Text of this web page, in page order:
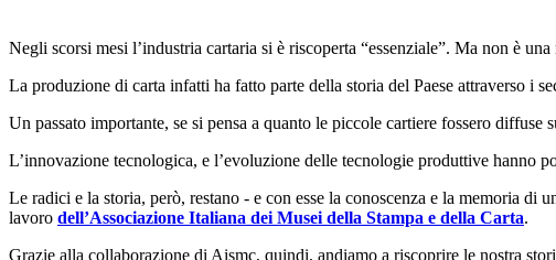
Negli scorsi mesi l’industria cartaria si è riscoperta “essenziale”. Ma non è una
La produzione di carta infatti ha fatto parte della storia del Paese attraverso i
Un passato importante, se si pensa a quanto le piccole cartiere fossero
L’innovazione tecnologica, e l’evoluzione delle tecnologie produttive hanno
Le radici e la storia, però, restano - e con esse la conoscenza e la memoria di
lavoro dell’Associazione Italiana dei Musei della Stampa e della Carta.
Grazie alla collaborazione di Aismc, quindi, andiamo a riscoprire le nostra